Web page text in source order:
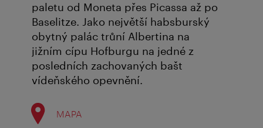
paletu od Moneta přes Picassa až po
Baselitze. Jako největší habsburský
obytný palác trůní Albertina na
jižním cípu Hofburgu na jedné z
posledních zachovaných bašt
vídeňského opevnění.
MAPA